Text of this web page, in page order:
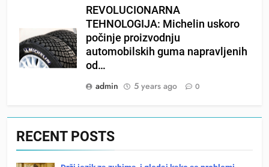
REVOLUCIONARNA
TEHNOLOGIJA: Michelin uskoro
počinje proizvodnju
automobilskih guma napravljenih
od…
admin
5 years ago 0
RECENT POSTS